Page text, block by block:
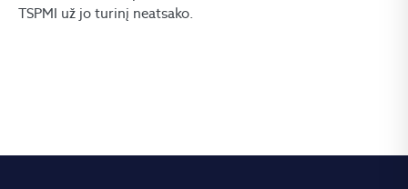
TSPMI už jo turinį neatsako.